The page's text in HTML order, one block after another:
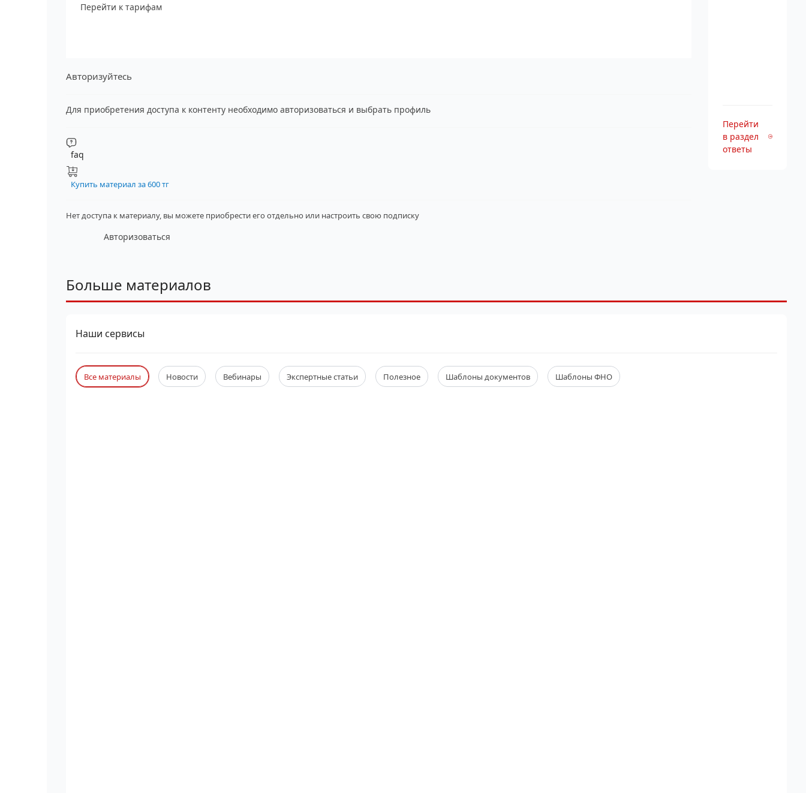
Перейти к тарифам
Авторизуйтесь
Для приобретения доступа к контенту необходимо авторизоваться и выбрать профиль
faq
Купить материал за 600 тг
Нет доступа к материалу, вы можете приобрести его отдельно или настроить свою подписку
Авторизоваться
Перейти
в раздел
ответы
Больше материалов
Наши сервисы
Все материалы Новости Вебинары Экспертные статьи Полезное Шаблоны документов Шаблоны ФНО